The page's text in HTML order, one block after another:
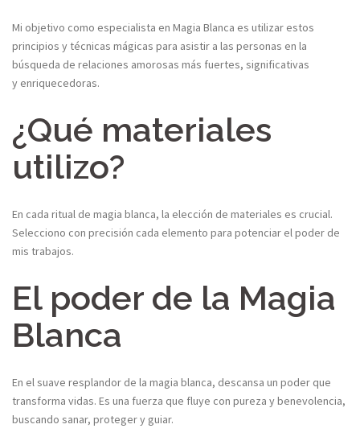
Mi objetivo como especialista en Magia Blanca es utilizar estos
principios y técnicas mágicas para asistir a las personas en la
búsqueda de relaciones amorosas más fuertes, significativas
y enriquecedoras.
¿Qué materiales
utilizo?​
En cada ritual de magia blanca, la elección de materiales es crucial.
Selecciono con precisión cada elemento para potenciar el poder de
mis trabajos.​
El poder de la Magia
Blanca
En el suave resplandor de la magia blanca, descansa un poder que
transforma vidas. Es una fuerza que fluye con pureza y benevolencia,
buscando sanar, proteger y guiar.